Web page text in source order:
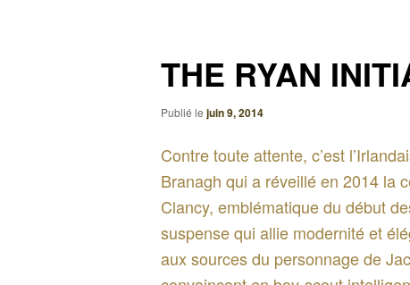
THE RYAN
Publié le juin 9, 2014
Contre toute attente, c’est
Branagh qui a réveillé en 2014 la
Clancy, emblématique du début
suspense qui allie modernité et
aux sources du personnage de